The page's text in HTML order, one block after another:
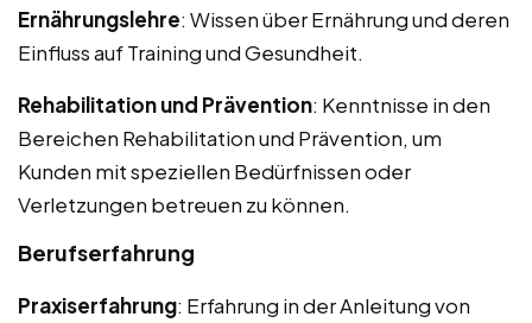
Ernährungslehre: Wissen über Ernährung und deren
Einfluss auf Training und Gesundheit.
Rehabilitation und Prävention: Kenntnisse in den
Bereichen Rehabilitation und Prävention, um
Kunden mit speziellen Bedürfnissen oder
Verletzungen betreuen zu können.
Berufserfahrung
Praxiserfahrung: Erfahrung in der Anleitung von